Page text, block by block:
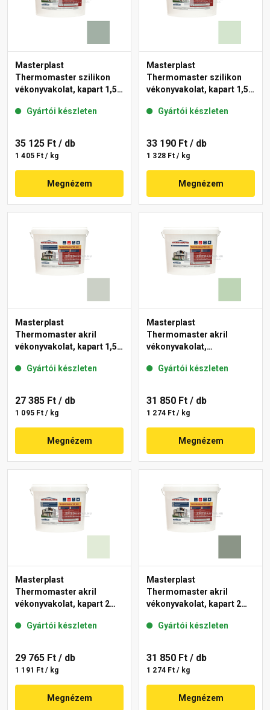
Masterplast
Thermomaster szilikon
vékonyvakolat, kapart 1,5
Gyártói készleten
35 125 Ft / db
1 405 Ft / kg
Megnézem
Masterplast
Thermomaster szilikon
vékonyvakolat, kapart 1,5
Gyártói készleten
33 190 Ft / db
1 328 Ft / kg
Megnézem
Masterplast
Thermomaster akril
vékonyvakolat, kapart 1,5
Gyártói készleten
27 385 Ft / db
1 095 Ft / kg
Megnézem
Masterplast
Thermomaster akril
vékonyvakolat,
41-D 25 kg
Gyártói készleten
31 850 Ft / db
1 274 Ft / kg
Megnézem
Masterplast
Thermomaster akril
vékonyvakolat, kapart 2
Gyártói készleten
29 765 Ft / db
1 191 Ft / kg
Megnézem
Masterplast
Thermomaster akril
vékonyvakolat, kapart 2
Gyártói készleten
31 850 Ft / db
1 274 Ft / kg
Megnézem